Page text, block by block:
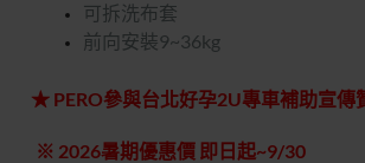
可拆洗布套
前向安裝9~36kg
★ PERO參與台北好孕2U專車補助宣傳
※ 2026暑期優惠價 即日起~9/30